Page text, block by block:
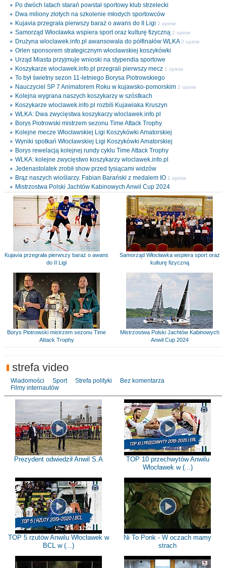
Po dwóch latach starań powstał sportowy klub strzelecki
Dwa miliony złotych na szkolenie młodych sportowców
Kujavia przegrała pierwszy baraż o awans do II Ligi 2 opinie
Samorząd Włocławka wspiera sport oraz kulturę fizyczną 2 opinie
Drużyna wloclawek.info.pl awansowała do półfinałów WLKA 2 opinie
Orlen sponsorem strategicznym włocławskiej koszykówki
Urząd Miasta przyjmuje wnioski na stypendia sportowe
Koszykarze wloclawek.info.pl przegrali pierwszy mecz 1 opinia
To był świetny sezon 11-letniego Borysa Piotrowskiego
Nauczyciel SP 7 Animatorem Roku w kujawsko-pomorskim 2 opinie
Kolejna wygrana naszych koszykarzy w szóstkach
Koszykarze wloclawek.info.pl rozbili Kujawiaka Kruszyn
WLKA: Dwa zwycięstwa koszykarzy wloclawek.info.pl
Borys Piotrowski mistrzem sezonu Time Attack Trophy
Kolejne mecze Włocławskiej Ligi Koszykówki Amatorskiej
Wyniki spotkań Włocławskiej Ligi Koszykówki Amatorskiej
Borys rewelacją kolejnej rundy cyklu Time Attack Trophy
WLKA: kolejne zwycięstwo koszykarzy wloclawek.info.pl
Jedenastolatek zrobił show przed tysiącami widzów
Brąz naszych wioślarzy. Fabian Barański z medalem IO 1 opinia
Mistrzostwa Polski Jachtów Kabinowych Anwil Cup 2024
Kujavia przegrała pierwszy baraż o awans
do II Ligi
Samorząd Włocławka wspiera sport oraz
kulturę fizyczną
Borys Piotrowski mistrzem sezonu Time
Attack Trophy
Mistrzostwa Polski Jachtów Kabinowych
Anwil Cup 2024
strefa video
Wiadomości Sport Strefa polityki
Bez komentarza
Filmy internautów
Prezydent odwiedził Anwil S.A
TOP 10 przechwytów Anwilu
Włocławek w (...)
TOP 5 rzutów Anwilu Włocławek w
BCL w (...)
Ni To Ponk - W oczach mamy
strach